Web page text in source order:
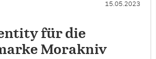
15.05.2023
für die
Morakniv